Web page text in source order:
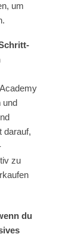
um
und
darauf,
zu
du